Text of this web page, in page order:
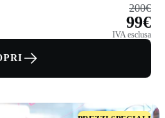
200€
99€
IVA esclusa